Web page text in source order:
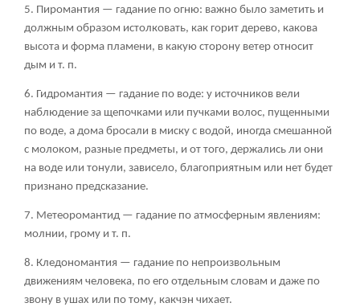
5. Пиромантия — гадание по огню: важно было заметить и
должным образом истолковать, как горит дерево, какова
высота и форма пламени, в какую сторону ветер относит
дым и т. п.
6. Гидромантия — гадание по воде: у источников вели
наблюдение за щепочками или пучками волос, пущенными
по воде, а дома бросали в миску с водой, иногда смешанной
с молоком, разные предметы, и от того, держались ли они
на воде или тонули, зависело, благоприятным или нет будет
признано предсказание.
7. Метеоромантид — гадание по атмосферным явлениям:
молнии, грому и т. п.
8. Кледономантия — гадание по непроизвольным
движениям человека, по его отдельным словам и даже по
звону в ушах или по тому, какчэн чихает.